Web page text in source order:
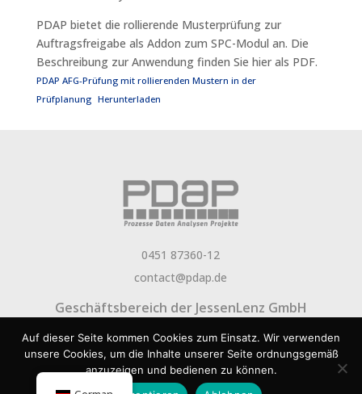
PDAP bietet die rollierende Musterprüfung zur
Auftragsfreigabe als Addon zum SPC-Modul an. Die
Beschreibung zur Anwendung finden Sie hier als PDF.
PDAP AFG-Prüfung mit rollierenden Mustern in der
Prüfplanung Herunterladen
0451 87360-12
contact@pdap.de
Geschäftsbereich der JessenLenz GmbH
Über PDAP Newsletter Aktuelles FAQ
Jobs
Presse
Impressum Datenschutz
Rechtlicher
Hinweis
Auf dieser Seite kommen Cookies zum Einsatz. Wir verwenden
unsere Cookies, um die Inhalte unserer Seite ordnungsgemäß
anzuzeigen und bedienen zu können.